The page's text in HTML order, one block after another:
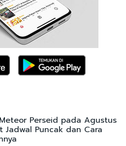
Perseid pada Agustus
Jadwal Puncak dan Cara